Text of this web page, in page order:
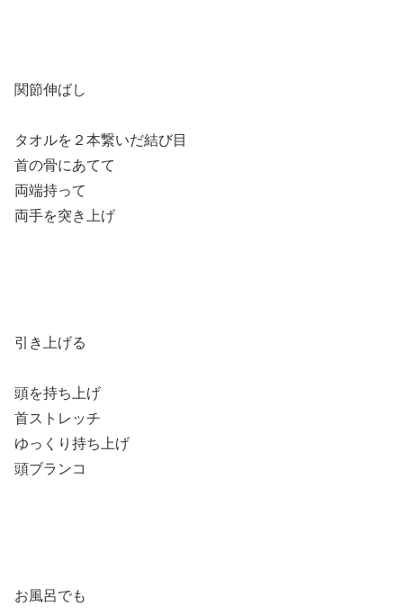
関節伸ばし
タオルを２本繋いだ結び目
首の骨にあてて
両端持って
両手を突き上げ
引き上げる
頭を持ち上げ
首ストレッチ
ゆっくり持ち上げ
頭ブランコ
お風呂でも